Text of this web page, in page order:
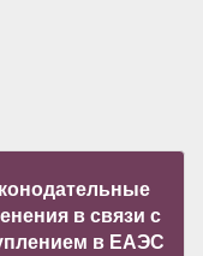
в связи с
в ЕАЭС